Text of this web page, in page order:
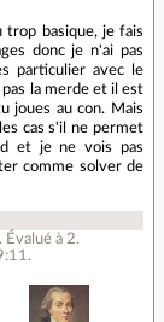
basique, je fais
donc je n'ai pas
particulier avec le
pas la merde et il est
joues au con. Mais
cas s'il ne permet
et je ne vois pas
comme solver de
. Évalué à 2.